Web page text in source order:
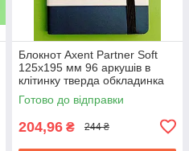
Блокнот Axent Partner Soft
125х195 мм 96 аркушів в
клітинку тверда обкладинка
синій
Готово до відправки
204,96 ₴ 244 ₴